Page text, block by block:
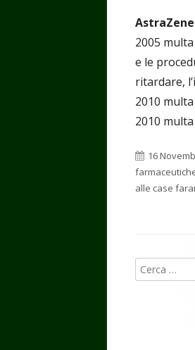
2005
e le
ritardare,
2010
2010
Pubblicato
16
alle case
piè
Ricerca
per: